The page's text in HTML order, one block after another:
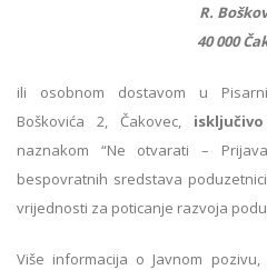
R.
40 000
ili osobnom dostavom u
Boškovića 2, Čakovec,
naznakom “Ne otvarati –
bespovratnih sredstava
vrijednosti za poticanje razvoja
Više informacija o Javnom